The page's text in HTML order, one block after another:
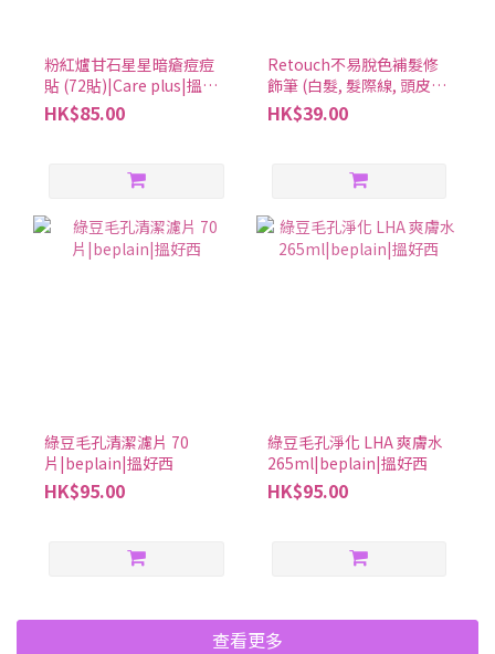
粉紅爐甘石星星暗瘡痘痘
貼 (72貼)|Care plus|搵好
西
HK$85.00
Retouch不易脫色補髮修
飾筆 (白髮, 髮際線, 頭皮適
用) (2色可選)|Rire|搵好西
HK$39.00
綠豆毛孔清潔濾片 70
片|beplain|搵好西
HK$95.00
綠豆毛孔淨化 LHA 爽膚水
265ml|beplain|搵好西
HK$95.00
查看更多